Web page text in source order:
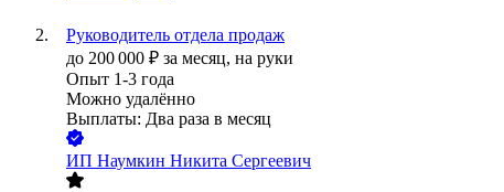
Руководитель отдела продаж
до 200 000 ₽ за месяц, на руки
Опыт 1-3 года
Можно удалённо
Выплаты: Два раза в месяц
ИП Наумкин Никита Сергеевич